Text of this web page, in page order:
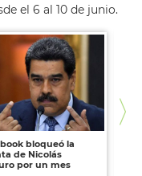
el 6 al 10 de junio.
bloqueó la
de Nicolás
por un mes